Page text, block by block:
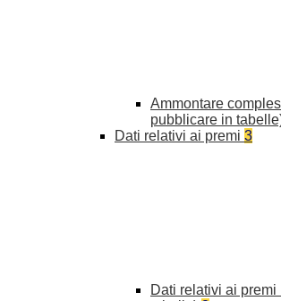
Ammontare
pubblicare in
Dati relativi ai premi 3
Dati relativi ai